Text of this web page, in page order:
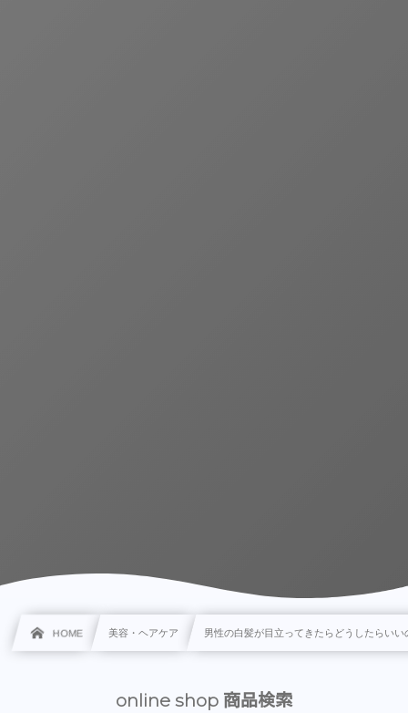
HOME 美容・ヘアケア 男性の白髪が目立ってきたらどうしたらい
online shop 商品検索